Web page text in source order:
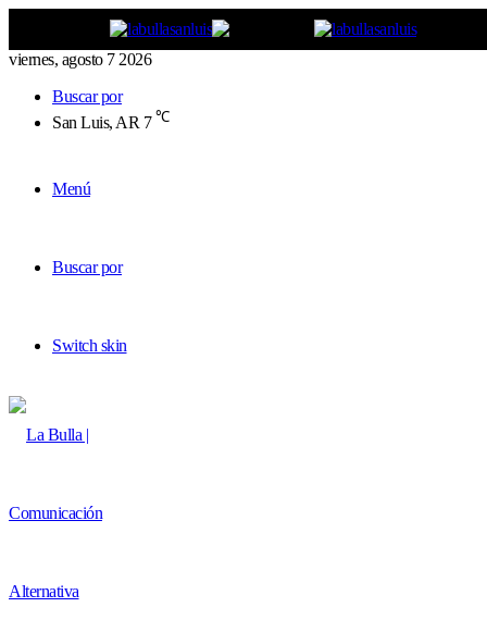
viernes, agosto 7 2026
Buscar por
San Luis, AR 7 ℃
Menú
Buscar por
Switch skin